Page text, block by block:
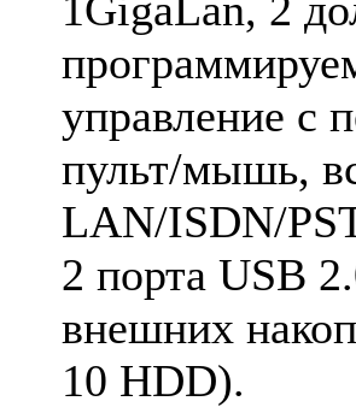
управление с
пульт/мышь,
LAN/ISDN/
2 порта USB
внешних
10 HDD).